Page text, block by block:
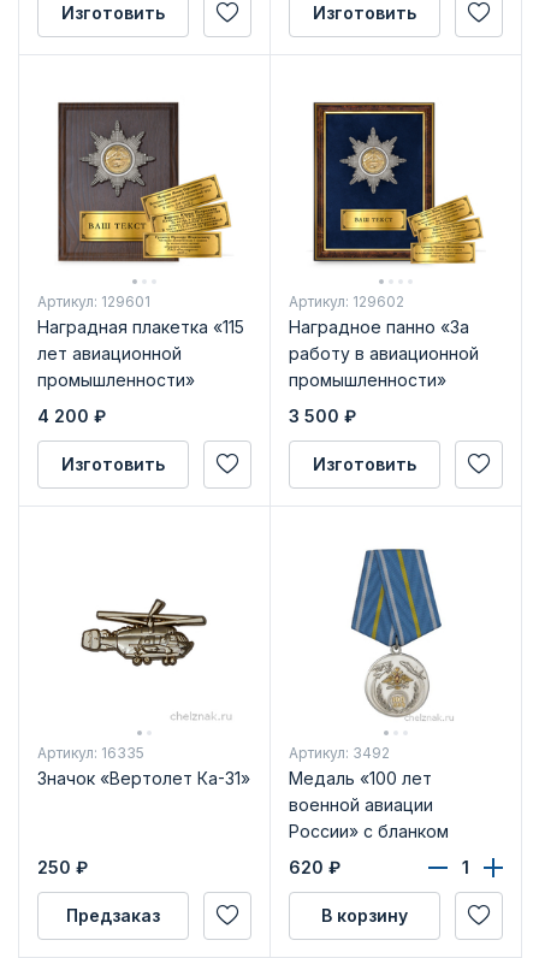
Изготовить Изготовить
Артикул: 129601
Наградная плакетка «115
лет авиационной
промышленности»
4 200 ₽
Изготовить
Артикул: 129602
Наградное панно «За
работу в авиационной
промышленности»
3 500 ₽
Изготовить
Артикул: 16335
Значок «Вертолет Ка-31»
250 ₽
Предзаказ
Артикул: 3492
Медаль «100 лет
военной авиации
России» с бланком
удостоверения
620 ₽
В корзину